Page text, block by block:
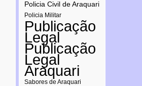
Policia Civil de Araquari
Policia Militar
Publicação
Legal
Publicação
Legal
Araquari
Sabores de Araquari